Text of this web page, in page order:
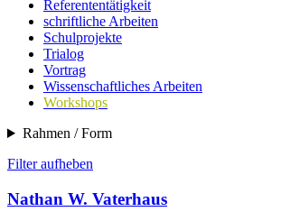
Referententätigkeit
schriftliche Arbeiten
Schulprojekte
Trialog
Vortrag
Wissenschaftliches Arbeiten
Workshops
Rahmen / Form
Filter aufheben
Nathan W. Vaterhaus